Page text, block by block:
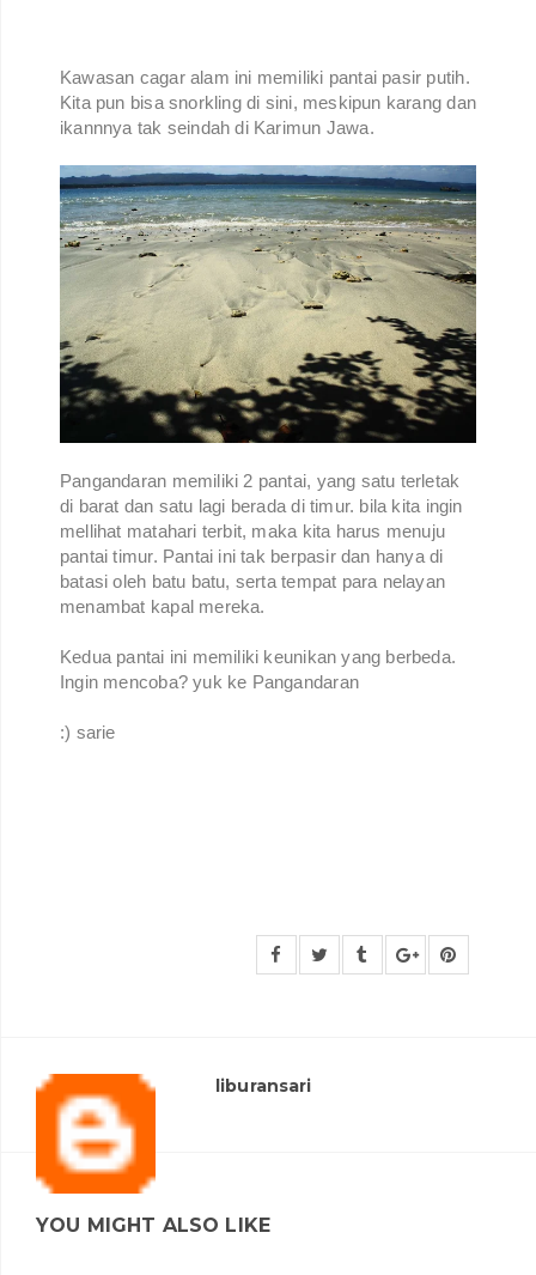
Kawasan cagar alam ini memiliki pantai pasir putih.
Kita pun bisa snorkling di sini, meskipun karang dan
ikannnya tak seindah di Karimun Jawa.
Pangandaran memiliki 2 pantai, yang satu terletak
di barat dan satu lagi berada di timur. bila kita ingin
mellihat matahari terbit, maka kita harus menuju
pantai timur. Pantai ini tak berpasir dan hanya di
batasi oleh batu batu, serta tempat para nelayan
menambat kapal mereka.
Kedua pantai ini memiliki keunikan yang berbeda.
Ingin mencoba? yuk ke Pangandaran
:) sarie
liburansari
YOU MIGHT ALSO LIKE